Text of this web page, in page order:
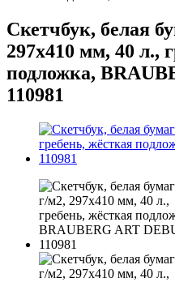
Скетчбук, белая
297х410 мм, 40 л.,
подложка,
110981